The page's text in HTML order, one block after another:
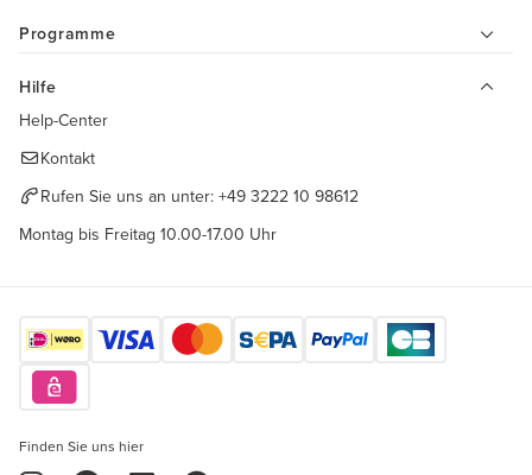
Programme
Hilfe
Help-Center
Kontakt
Rufen Sie uns an unter: +49 3222 10 98612
Montag bis Freitag 10.00-17.00 Uhr
Finden Sie uns hier